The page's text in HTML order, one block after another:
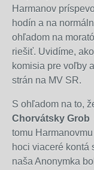
Harmanov
hodín a na
ohľadom na
riešiť. Uvidíme,
komisia pre voľby
strán na MV SR.
S ohľadom na to,
Chorvátsky Grob
tomu
hoci viaceré kontá
naša Anonymka